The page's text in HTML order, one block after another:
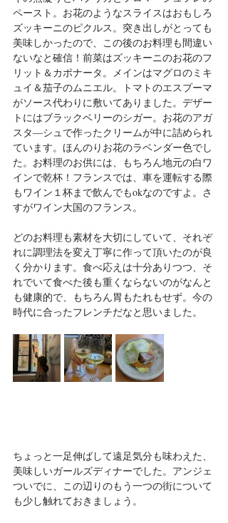
ペースト。お花のようなスライスはおもしろ
ズッキーニのピクルス。突き出しがとっても
美味しかったので、この後のお料理も間違い
ないなと確信！前菜はズッキーニのお花のフ
リット＆カポナータ。メインはマグロのミキ
ュイ＆茄子のムニエル。トマトのエスプーマ
がソース代わりに敷いてありました。デザー
トにはブラックベリーのシガー。お花のアガ
スタ―シュで作ったクリームが中に詰められ
ています。ほんのりお花のラベンダー色でし
た。お料理のお供には、もちろん地元の白ワ
インで乾杯！フランスでは、車を運転する際
もワイン１杯まで飲んでもokなのですよ。さ
すがワイン大国のフランス。
どのお料理も素材を大切にしていて、それぞ
れに調理法を変え丁寧に作って頂いたのが良
く分かります。食べ応えは十分ありつつ、そ
れでいて食べた後も重くならないのがなんと
も健康的で、もちろん胃もたれもせず。今の
時代に合ったフレンチだなと思いました。
ちょっと一足伸ばして遠足気分も味わえた、
美味しいガールズディナーでした。アンジェ
ついでに、この辺りのもう一つの街について
も少し触れておきましょう。